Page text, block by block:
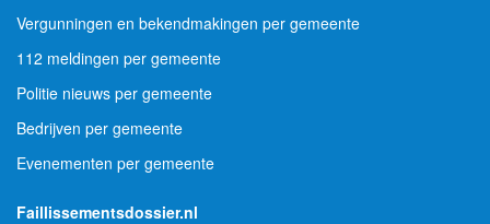
Vergunningen en bekendmakingen per gemeente
112 meldingen per gemeente
Politie nieuws per gemeente
Bedrijven per gemeente
Evenementen per gemeente
Faillissementsdossier.nl